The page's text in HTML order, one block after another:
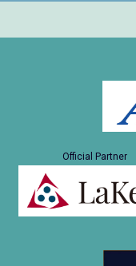
Official Partner